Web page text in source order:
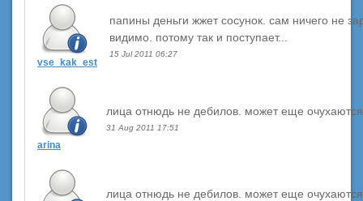
vse_kak_est
папины деньги жжет сосунок. сам ничего не
видимо. потому так и поступает...
15 Jul 2011 06:27
arina
лица отнюдь не дебилов. может еще очухаются
31 Aug 2011 17:51
лица отнюдь не дебилов. может еще очухаются